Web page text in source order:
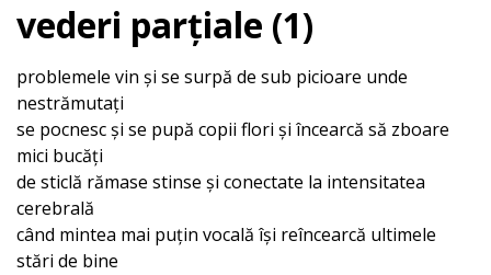
vederi parțiale (1)
problemele vin și se surpă de sub picioare unde
nestrămutați
se pocnesc și se pupă copii flori și încearcă să zboare
mici bucăți
de sticlă rămase stinse și conectate la intensitatea
cerebrală
când mintea mai puțin vocală își reîncearcă ultimele
stări de bine